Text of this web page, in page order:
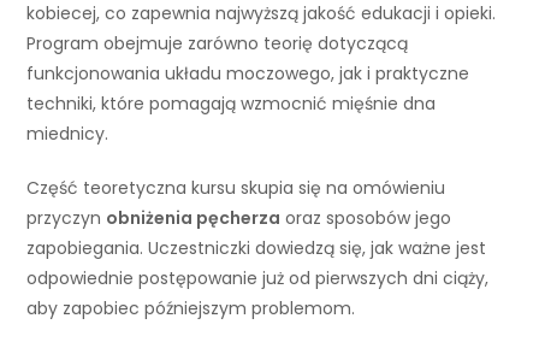
kobiecej, co zapewnia najwyższą jakość edukacji i opieki.
Program obejmuje zarówno teorię dotyczącą
funkcjonowania układu moczowego, jak i praktyczne
techniki, które pomagają wzmocnić mięśnie dna
miednicy.
Część teoretyczna kursu skupia się na omówieniu
przyczyn obniżenia pęcherza oraz sposobów jego
zapobiegania. Uczestniczki dowiedzą się, jak ważne jest
odpowiednie postępowanie już od pierwszych dni ciąży,
aby zapobiec późniejszym problemom.